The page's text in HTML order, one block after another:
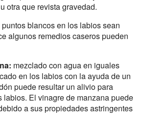
otra que revista gravedad.
blancos en los labios sean
algunos remedios caseros pueden
mezclado con agua en iguales
en los labios con la ayuda de un
puede resultar un alivio para
labios. El vinagre de manzana puede
a sus propiedades astringentes